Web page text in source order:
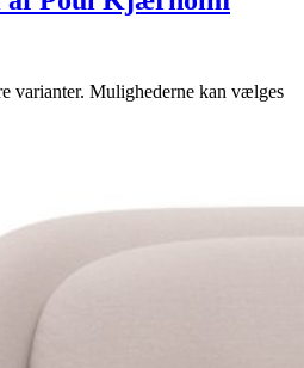
varianter. Mulighederne kan vælges